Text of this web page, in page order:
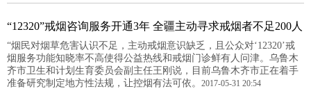
“12320”戒烟咨询服务开通3年 全疆主动寻求戒烟者不足200人
“烟民对烟草危害认识不足，主动戒烟意识缺乏，且公众对‘12320’戒
烟服务功能知晓率不高使得公益热线和戒烟门诊鲜有人问津。乌鲁木
齐市卫生和计划生育委员会副主任王刚说，目前乌鲁木齐市正在着手
准备研究制定地方性法规，让控烟有法可依。 2017-05-31 20:54